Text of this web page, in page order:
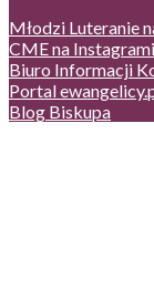
Młodzi Luteranie
CME na
Biuro Informacji
Portal
Blog Biskupa